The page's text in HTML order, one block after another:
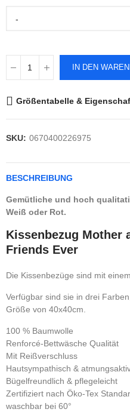
-
IN DEN
Größentabelle &
SKU: 0670400226975
BESCHREIBUNG
Gemütliche und hoch
Weiß oder Rot.
Kissenbezug Mother
Friends Ever
Die Kissenbezüge sind mit
Verfügbar sind sie in drei
Größe von 40x40cm.
100 % Baumwolle
Renforcé-Bettwäsche Qualität
Mit Reißverschluss
Hautsympathisch &
Bügelfreundlich & pflegeleicht
Zertifiziert nach Öko-Tex
waschbar bei 60°